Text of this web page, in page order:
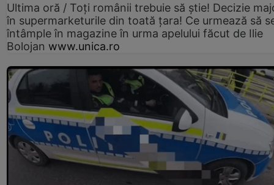
Ultima oră / Toți românii trebuie să știe! Decizie
în supermarketurile din toată țara! Ce urmează să
întâmple în magazine în urma apelului făcut de Ilie
Bolojan www.unica.ro